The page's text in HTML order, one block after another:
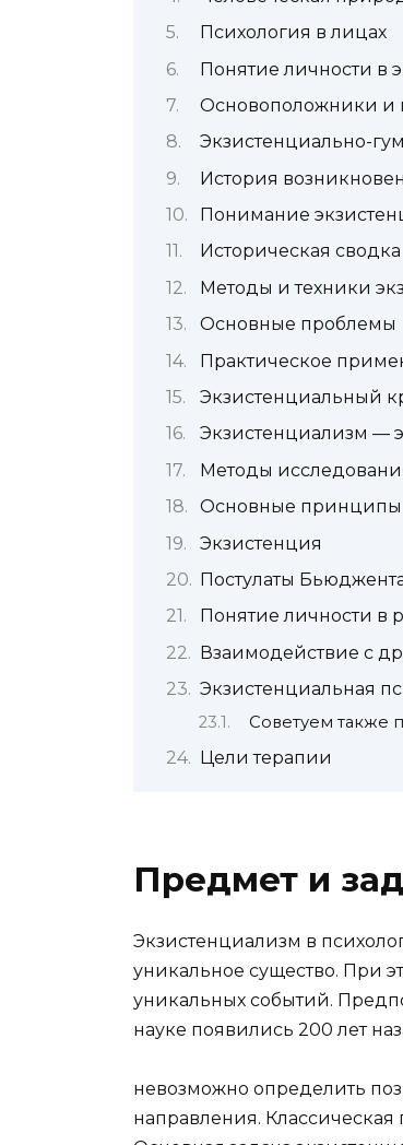
Психология в лицах
Понятие личности в
Основоположники и
Экзистенциально-
История
Понимание
Историческая сводка
Методы и техники
Основные проблемы
Практическое
Экзистенциальный
Экзистенциализм —
Методы
Основные принципы
Экзистенция
Постулаты
Понятие личности в
Взаимодействие с
Экзистенциальная
Советуем также
Цели терапии
Предмет и
Экзистенциализм в
уникальное существо. При
уникальных событий.
науке появились 200 лет
невозможно определить
направления.